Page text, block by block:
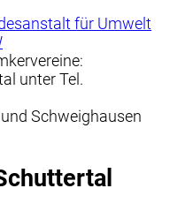
für Umwelt
unter Tel.
Schweighausen